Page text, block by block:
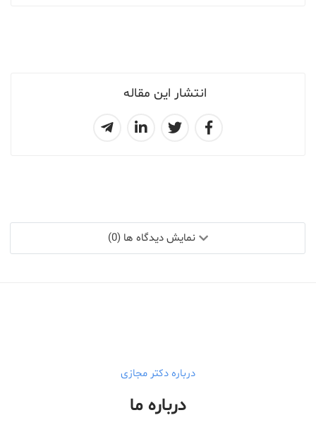
انتشار این مقاله
نمایش دیدگاه ها (0)
درباره دکتر مجازی
درباره ما